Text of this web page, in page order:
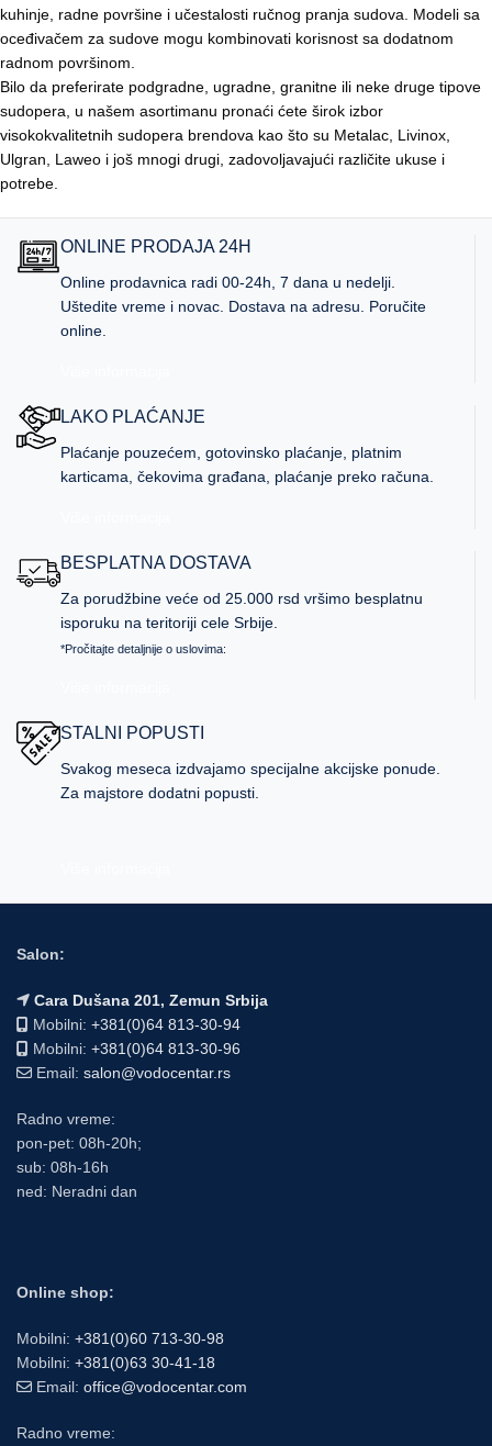
kuhinje, radne površine i učestalosti ručnog pranja sudova. Modeli sa
oceđivačem za sudove mogu kombinovati korisnost sa dodatnom
radnom površinom.
Bilo da preferirate podgradne, ugradne, granitne ili neke druge tipove
sudopera, u našem asortimanu pronaći ćete širok izbor
visokokvalitetnih sudopera brendova kao što su Metalac, Livinox,
Ulgran, Laweo i još mnogi drugi, zadovoljavajući različite ukuse i
potrebe.
ONLINE PRODAJA 24H
Online prodavnica radi 00-24h, 7 dana u nedelji.
Uštedite vreme i novac. Dostava na adresu. Poručite
online.
LAKO PLAĆANJE
Plaćanje pouzećem, gotovinsko plaćanje, platnim
karticama, čekovima građana, plaćanje preko računa.
BESPLATNA DOSTAVA
Za porudžbine veće od 25.000 rsd vršimo besplatnu
isporuku na teritoriji cele Srbije.
*Pročitajte detaljnije o uslovima:
STALNI POPUSTI
Svakog meseca izdvajamo specijalne akcijske ponude.
Za majstore dodatni popusti.
Salon:
Cara Dušana 201, Zemun Srbija
Mobilni: +381(0)64 813-30-94
Mobilni: +381(0)64 813-30-96
Email: salon@vodocentar.rs
Radno vreme:
pon-pet: 08h-20h;
sub: 08h-16h
ned: Neradni dan
Online shop:
Mobilni: +381(0)60 713-30-98
Mobilni: +381(0)63 30-41-18
Email: office@vodocentar.com
Radno vreme: